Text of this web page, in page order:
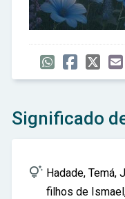
Significado
 Hadade, Temá,
filhos de